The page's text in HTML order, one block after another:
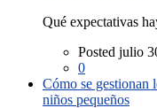
Qué expectativas
Posted julio
0
Cómo se gestionan
niños pequeños